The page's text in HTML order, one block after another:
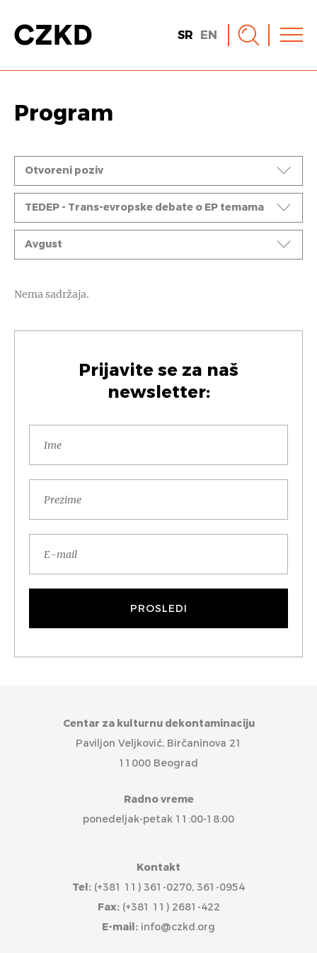
SR EN
Program
Događaji
Otvoreni poziv
Ciklusi
TEDEP - Trans-evropske debate o EP temama
Mesec
Avgust
Nema sadržaja.
Prijavite se za naš
newsletter:
Centar za kulturnu dekontaminaciju
Paviljon Veljković, Birčaninova 21
11000 Beograd
Radno vreme
ponedeljak-petak 11:00-18:00
Kontakt
Tel: (+381 11) 361-0270, 361-0954
Fax:(+381 11) 2681-422
E-mail: info@czkd.org